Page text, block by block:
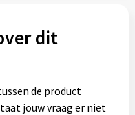
dit
de product
jouw vraag er niet